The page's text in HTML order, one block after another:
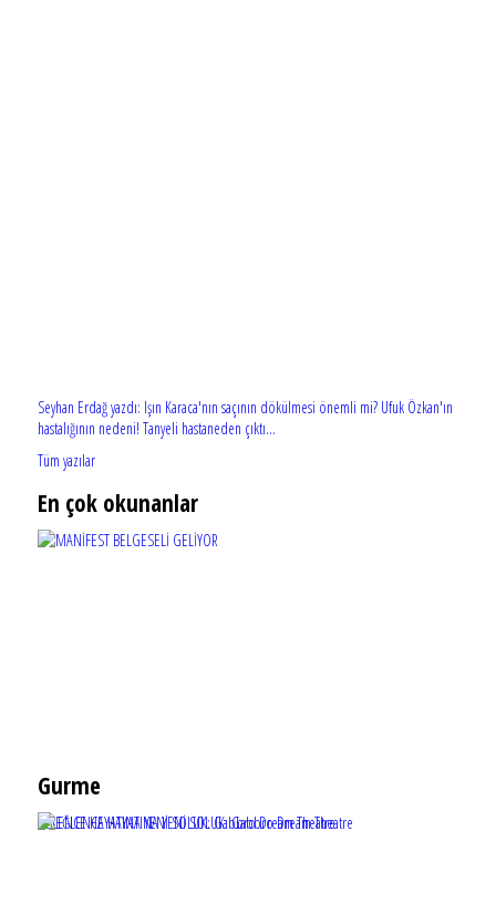
Seyhan Erdağ yazdı: Işın Karaca'nın saçının dökülmesi önemli mi? Ufuk Özkan'ın
hastalığının nedeni! Tanyeli hastaneden çıktı...
Tüm yazılar
En çok okunanlar
Gurme
EĞLENCE HAYATINA YENİ SOLUK: Gabbro Dream Theatre